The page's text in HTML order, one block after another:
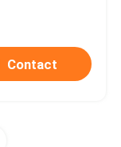
Contact